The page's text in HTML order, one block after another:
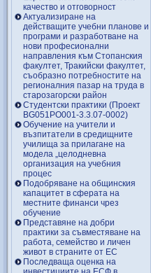
качество и отговорност
Актуализиране на
действащите учебни планове и
програми и разработване на
нови професионални
направления към Стопанския
факултет, Тракийски факултет,
съобразно потребностите на
регионалния пазар на труда в
старозагорски район
Студентски практики (Проект
BG051PO001-3.3.07-0002)
Обучение на учители и
възпитатели в средищните
училища за прилагане на
модела „целодневна
организация на учебния
процес
Подобряване на общинския
капацитет в сферата на
местните финанси чрез
обучение
Представяне на добри
практики за съвместяване на
работа, семейство и личен
живот в страните от ЕС
Последваща оценка на